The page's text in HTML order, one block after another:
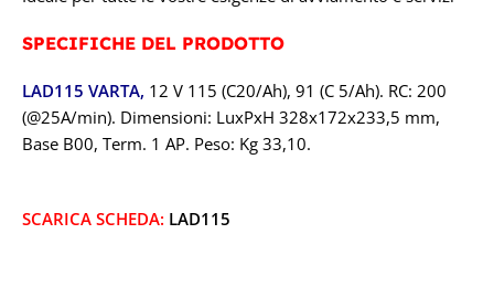
SPECIFICHE DEL PRODOTTO
LAD115 VARTA, 12 V 115 (C20/Ah), 91 (C 5/Ah). RC: 200
(@25A/min). Dimensioni: LuxPxH 328x172x233,5 mm,
Base B00, Term. 1 AP. Peso: Kg 33,10.
SCARICA SCHEDA: LAD115